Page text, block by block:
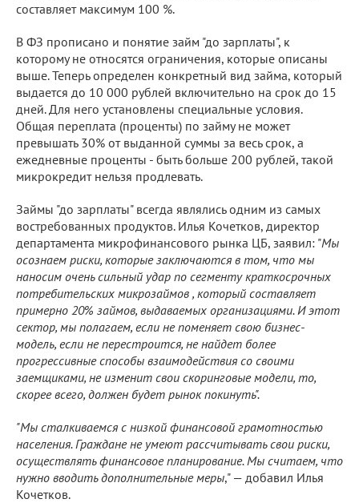
составляет максимум 100 %.
В ФЗ прописано и понятие займ "до зарплаты", к
которому не относятся ограничения, которые описаны
выше. Теперь определен конкретный вид займа, который
выдается до 10 000 рублей включительно на срок до 15
дней. Для него установлены специальные условия.
Общая переплата (проценты) по займу не может
превышать 30% от выданной суммы за весь срок, а
ежедневные проценты - быть больше 200 рублей, такой
микрокредит нельзя продлевать.
Займы "до зарплаты" всегда являлись одним из самых
востребованных продуктов. Илья Кочетков, директор
департамента микрофинансового рынка ЦБ, заявил: "Мы
осознаем риски, которые заключаются в том, что мы
наносим очень сильный удар по сегменту краткосрочных
потребительских микрозаймов , который составляет
примерно 20% займов, выдаваемых организациями. И этот
сектор, мы полагаем, если не поменяет свою бизнес-
модель, если не перестроится, не найдет более
прогрессивные способы взаимодействия со своими
заемщиками, не изменит свои скоринговые модели, то,
скорее всего, должен будет рынок покинуть".
"Мы сталкиваемся с низкой финансовой грамотностью
населения. Граждане не умеют рассчитывать свои риски,
осуществлять финансовое планирование. Мы считаем, что
нужно вводить дополнительные меры," — добавил Илья
Кочетков.